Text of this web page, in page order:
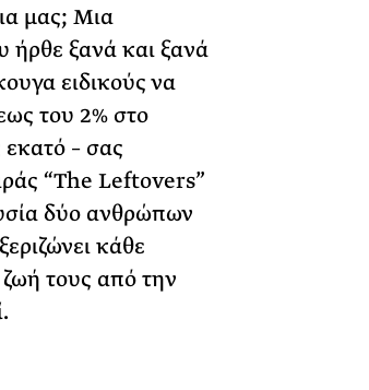
μας; Μια
ήρθε ξανά και ξανά
ειδικούς να
του 2% στο
– σας
“The Leftovers”
δύο ανθρώπων
κάθε
τους από την